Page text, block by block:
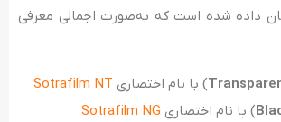
داده شده است که به‌صورت اجمالی معرفی
) با نام اختصاری Sotrafilm NT
) با نام اختصاری Sotrafilm NG